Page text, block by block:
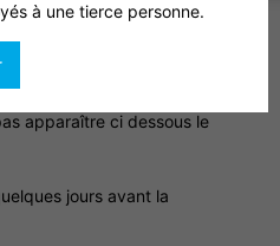
en 4 étapes : Choix des
finalisation et enfin
apparaître ci dessous le
jours avant la
à une tierce personne.